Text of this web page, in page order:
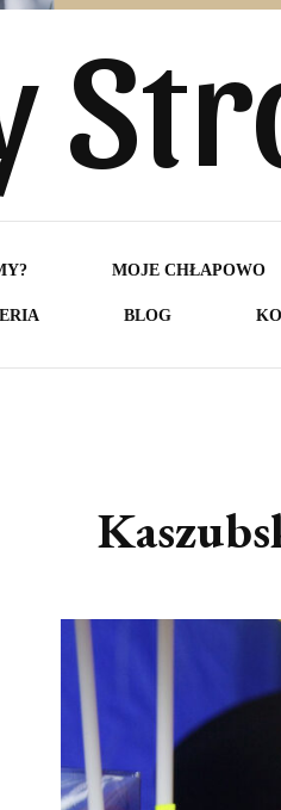
MOJE CHŁAPOWO
BLOG